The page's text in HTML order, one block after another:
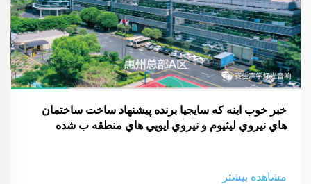
خبر خوب اينه که سايجيا برنده پيشنهاد ساخت ساختمان
هاي نيروي ليثيوم و نيروي ايويي هاي منطقه ب شده
مشاهده بیشتر